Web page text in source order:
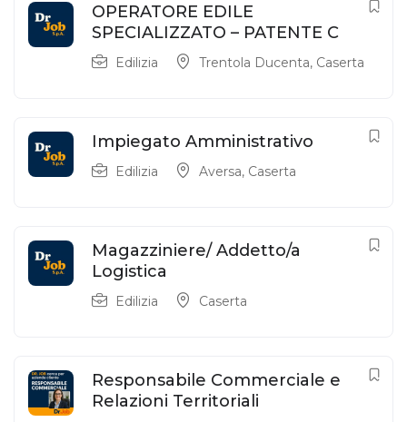
OPERATORE EDILE
SPECIALIZZATO – PATENTE C
Edilizia Trentola Ducenta, Caserta
Impiegato Amministrativo
Edilizia Aversa, Caserta
Magazziniere/ Addetto/a
Logistica
Edilizia Caserta
Responsabile Commerciale e
Relazioni Territoriali